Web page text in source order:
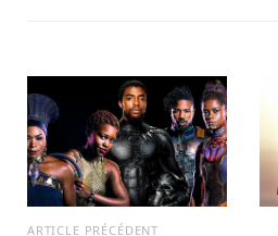
ARTICLE PRÉCÉDENT